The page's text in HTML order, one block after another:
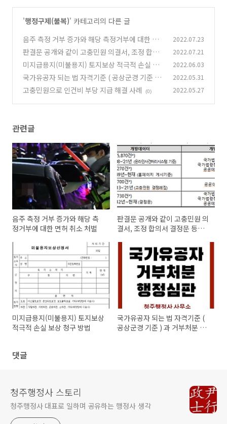
'행정구제(불복)' 카테고리의 다른 글
음주 측정 거부 증가와 해당 측정거부에 대한 면
허 취소 처벌 (0)
2022.07.23
판결문 공개와 같이 고충민원 의결서, 조정 합의
서 결정문 등도 공개 됩니다. (0)
2022.07.21
미지급용지(미불용지) 토지보상 적극적 손실 보
상 청구 방법
(0)
2022.06.03
국가유공자 되는 법 자격기준 ( 공상군경 기준 )
과 거부처분 행정심판
(0)
2022.05.31
고충민원으로 인건비 부당 지급 해결 사례 (0) 2022.05.27
관련글
음주 측정 거부 증가와 해당 측
정거부에 대한 면허 취소 처벌
판결문 공개와 같이 고충민원 의
결서, 조정 합의서 결정문 등도
미지급용지(미불용지) 토지보상
적극적 손실 보상 청구 방법
국가유공자 되는 법 자격기준 (
공상군경 기준 ) 과 거부처분 행
댓글
청주행정사 스토리
청주행정사 대표로 일하며 공유하는 행정사 생각